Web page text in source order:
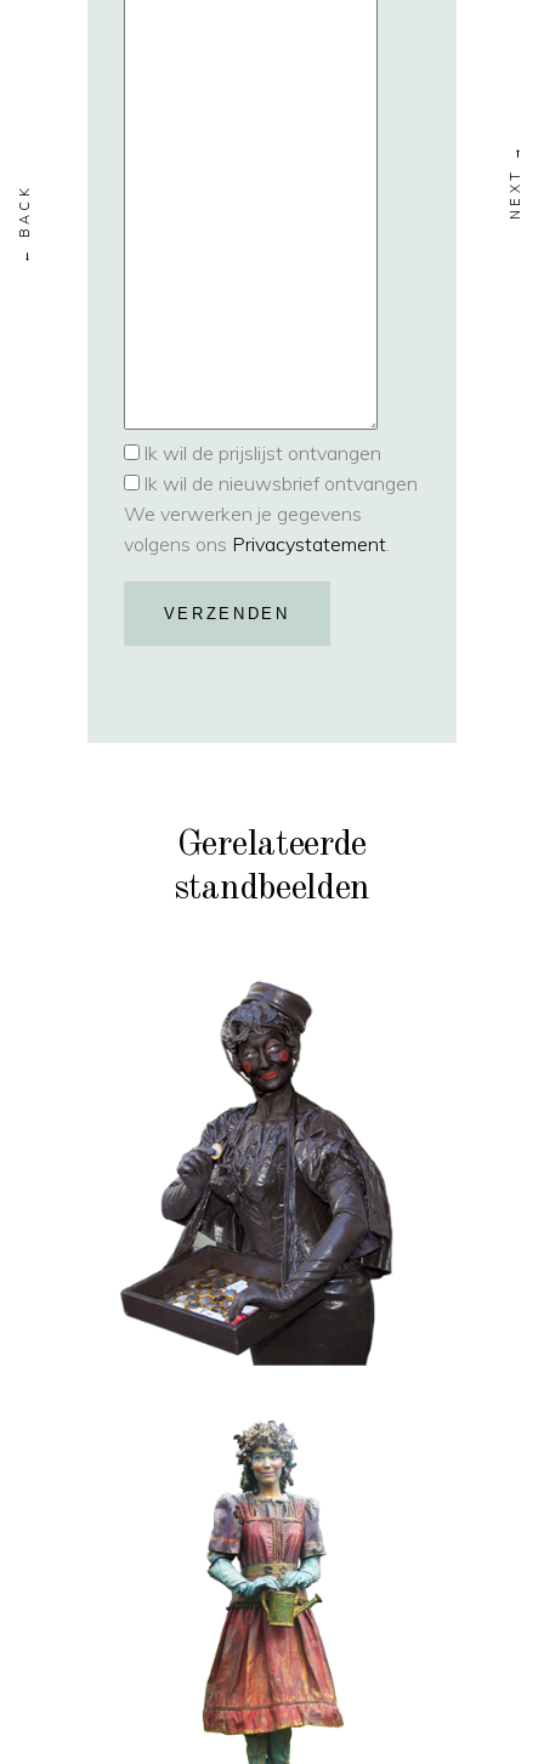
Ik wil de prijslijst ontvangen
Ik wil de nieuwsbrief ontvangen
We verwerken je gegevens
volgens ons Privacystatement.
VERZENDEN
Gerelateerde
standbeelden
CHOCOLADE KERST
MOBIEL VALENTIJN
020 Choco Candy
FANTASY KIDS KLEUR
MOBIEL
019 Lentemeisje